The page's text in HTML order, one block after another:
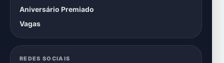
Aniversário Premiado
Vagas
REDES SOCIAIS